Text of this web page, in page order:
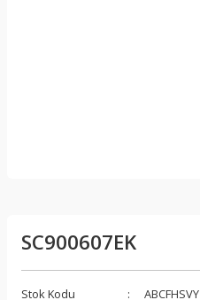
SC900607EK
Stok Kodu
ABCFHSVY